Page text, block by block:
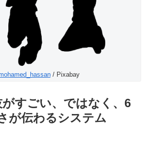
/ Pixabay
がすごい、ではなく、6
が伝わるシステム